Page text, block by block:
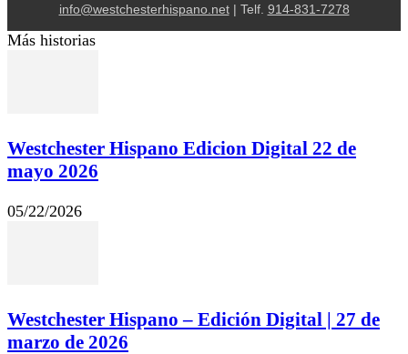
info@westchesterhispano.net| Telf. 914-831-7278
Más historias
Westchester Hispano Edicion Digital 22 de
mayo 2026
05/22/2026
Westchester Hispano – Edición Digital | 27 de
marzo de 2026